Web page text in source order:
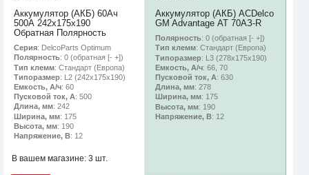
Аккумулятор (АКБ) 60Ач
500А 242х175х190
Обратная Полярность
Серия: DelcoParts Optimum
Полярность: 0 (обратная [- +])
Тип клемм: Стандарт (Европа)
Типоразмер: L2 (242х175х190)
Емкость, А/ч: 60
Пусковой ток, А: 500
Длина, мм: 242
Ширина, мм: 175
Высота, мм: 190
Напряжение, В: 12
В вашем магазине: 3 шт.
Аккумулятор (АКБ) ACDelco
GM Advantage АТ 70АЗ-R
Полярность: 0 (обратная [- +])
Тип клемм: Стандарт (Европа)
Типоразмер: L3 (278х175х190)
Емкость, А/ч: 66, 70
Пусковой ток, А: 630
Длина, мм: 278
Ширина, мм: 175
Высота, мм: 190
Напряжение, В: 12